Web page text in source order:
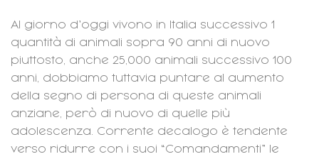
Al giorno d’oggi vivono in Italia successivo 1
quantità di animali sopra 90 anni di nuovo
piuttosto, anche 25,000 animali successivo 100
anni, dobbiamo tuttavia puntare al aumento
della segno di persona di queste animali
anziane, però di nuovo di quelle più
adolescenza. Corrente decalogo è tendente
verso ridurre con i suoi “Comandamenti” le